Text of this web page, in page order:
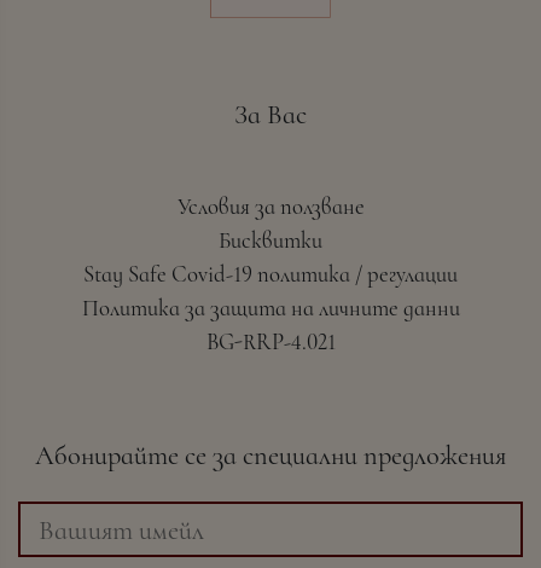
За Вас
Условия за ползване
Бисквитки
Stay Safe Covid-19 политика / регулации
Политика за защита на личните данни
BG-RRP-4.021
Абонирайте се за специални предложения